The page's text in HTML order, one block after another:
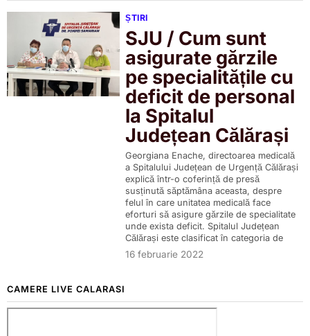
ȘTIRI
SJU / Cum sunt
asigurate gărzile
pe specialitățile cu
deficit de personal
la Spitalul
Județean Călărași
Georgiana Enache, directoarea medicală
a Spitalului Județean de Urgență Călărași
explică într-o coferință de presă
susținută săptămâna aceasta, despre
felul în care unitatea medicală face
eforturi să asigure gărzile de specialitate
unde exista deficit. Spitalul Județean
Călărași este clasificat în categoria de
16 februarie 2022
CAMERE LIVE CALARASI